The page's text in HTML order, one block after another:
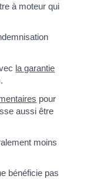
à moteur qui
la garantie
pour
aussi être
moins
bénéficie pas